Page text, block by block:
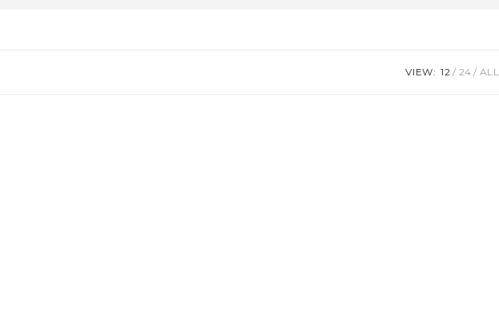
VIEW: 12 24 ALL